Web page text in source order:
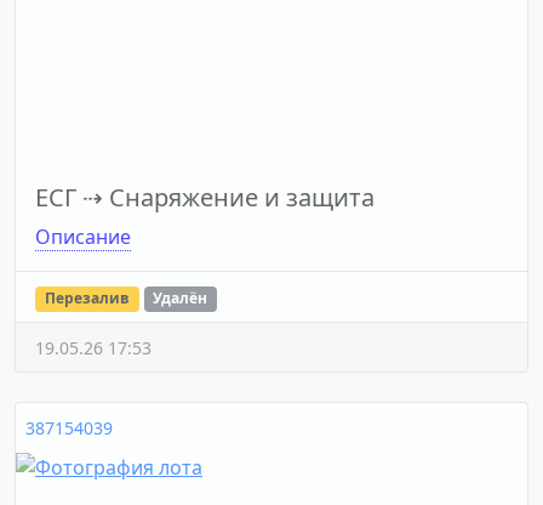
ЕСГ ⇢ Снаряжение и защита
Описание
Перезалив Удалён
19.05.26 17:53
387154039